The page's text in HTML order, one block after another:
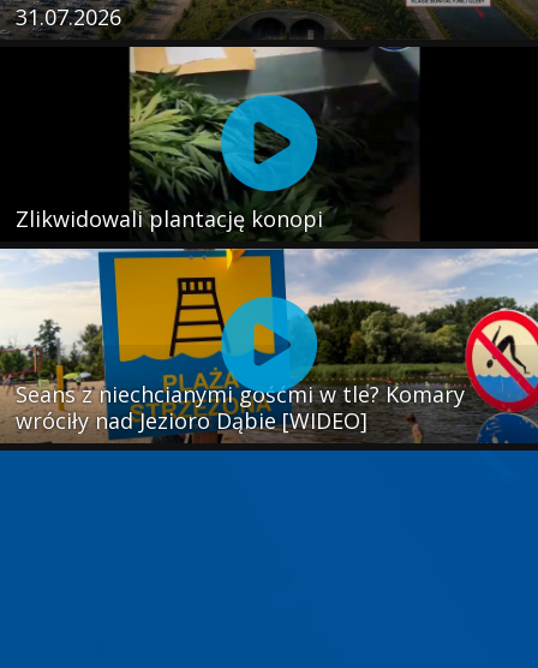
31.07.2026
Zlikwidowali plantację konopi
Seans z niechcianymi gośćmi w tle? Komary
wróciły nad Jezioro Dąbie [WIDEO]